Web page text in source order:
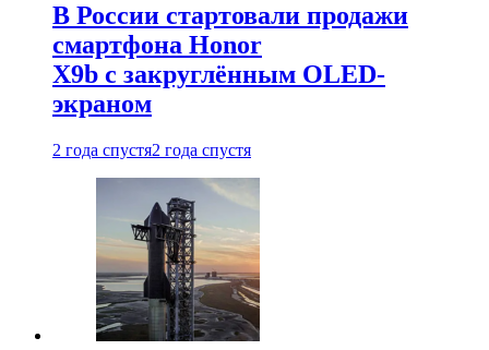
В России стартовали продажи
смартфона Honor
X9b с закруглённым OLED-
экраном
2 года спустя2 года спустя